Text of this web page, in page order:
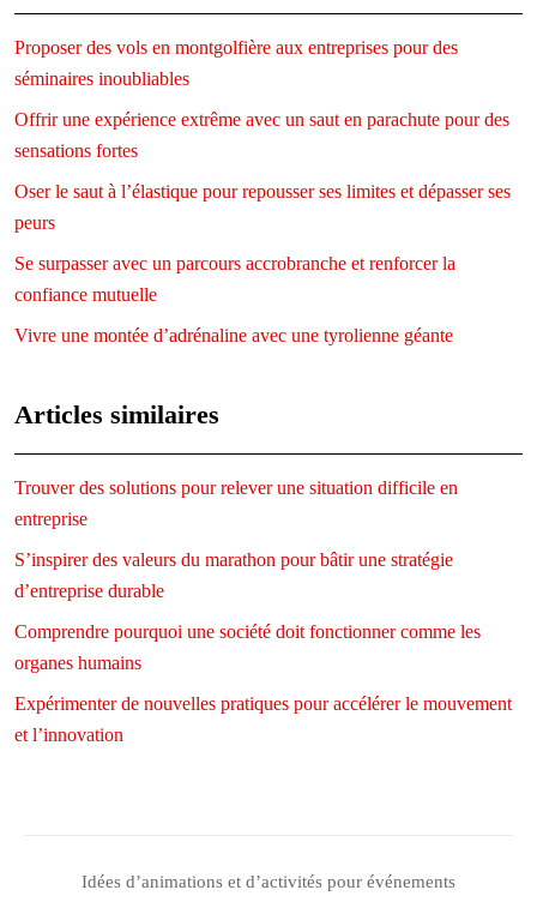
Proposer des vols en montgolfière aux entreprises pour des
séminaires inoubliables
Offrir une expérience extrême avec un saut en parachute pour des
sensations fortes
Oser le saut à l’élastique pour repousser ses limites et dépasser ses
peurs
Se surpasser avec un parcours accrobranche et renforcer la
confiance mutuelle
Vivre une montée d’adrénaline avec une tyrolienne géante
Articles similaires
Trouver des solutions pour relever une situation difficile en
entreprise
S’inspirer des valeurs du marathon pour bâtir une stratégie
d’entreprise durable
Comprendre pourquoi une société doit fonctionner comme les
organes humains
Expérimenter de nouvelles pratiques pour accélérer le mouvement
et l’innovation
Idées d’animations et d’activités pour événements